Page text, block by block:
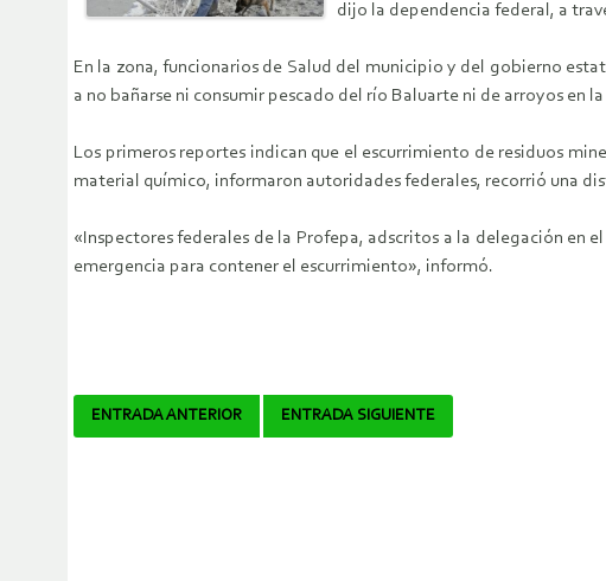
dijo la dependencia federal, a
En la zona, funcionarios de Salud del municipio y del gobierno
a no bañarse ni consumir pescado del río Baluarte ni de arroyos en
Los primeros reportes indican que el escurrimiento de residuos
material químico, informaron autoridades federales, recorrió una
«Inspectores federales de la Profepa, adscritos a la delegación en
emergencia para contener el escurrimiento», informó.
Navegador
ENTRADA ANTERIOR ENTRADA SIGUIENTE